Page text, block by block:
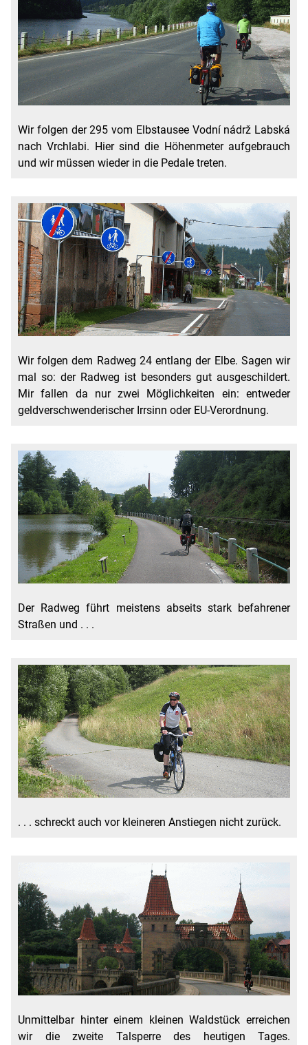
Wir folgen der 295 vom Elbstausee Vodní nádrž Labská
nach Vrchlabi. Hier sind die Höhenmeter aufgebrauch
und wir müssen wieder in die Pedale treten.
Wir folgen dem Radweg 24 entlang der Elbe. Sagen wir
mal so: der Radweg ist besonders gut ausgeschildert.
Mir fallen da nur zwei Möglichkeiten ein: entweder
geldverschwenderischer Irrsinn oder EU-Verordnung.
Der Radweg führt meistens abseits stark befahrener
Straßen und . . .
. . . schreckt auch vor kleineren Anstiegen nicht zurück.
Unmittelbar hinter einem kleinen Waldstück erreichen
wir die zweite Talsperre des heutigen Tages.